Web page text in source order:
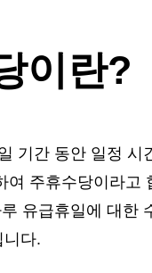
이란?
기간 동안 일정
여 주휴수당이라고
유급휴일에 대한
니다.